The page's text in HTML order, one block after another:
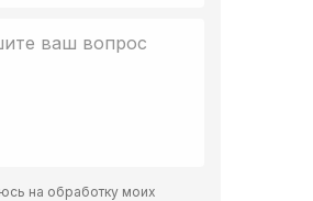
на обработку моих